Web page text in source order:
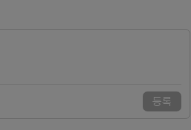
등록